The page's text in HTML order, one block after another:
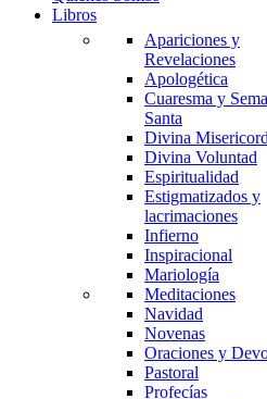
Libros
Apariciones y
Revelaciones
Apologética
Cuaresma y
Santa
Divina
Divina Voluntad
Espiritualidad
Estigmatizados y
lacrimaciones
Infierno
Inspiracional
Mariología
Meditaciones
Navidad
Novenas
Oraciones y
Pastoral
Profecías